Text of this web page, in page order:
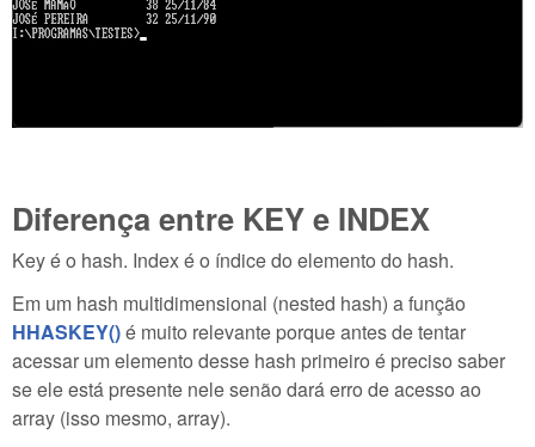
Diferença entre KEY e INDEX
Key é o hash. Index é o índice do elemento do hash.
Em um hash multidimensional (nested hash) a função
HHASKEY()é muito relevante porque antes de tentar
acessar um elemento desse hash primeiro é preciso saber
se ele está presente nele senão dará erro de acesso ao
array (isso mesmo, array).